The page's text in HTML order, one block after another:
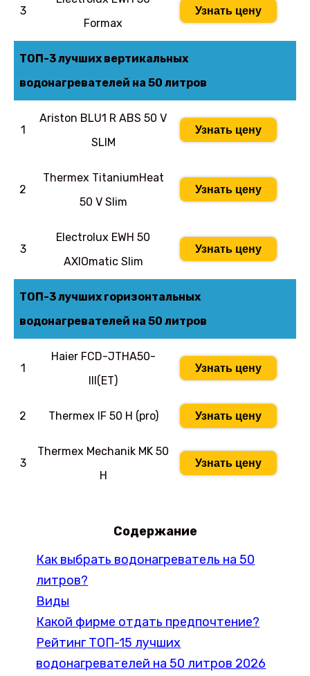
3
Formax
Узнать цену
ТОП-3 лучших вертикальных
водонагревателей на 50 литров
1
Ariston BLU1 R ABS 50 V
SLIM
Узнать цену
2
Thermex TitaniumHeat
50 V Slim
Узнать цену
3
Electrolux EWH 50
AXIOmatic Slim
Узнать цену
ТОП-3 лучших горизонтальных
водонагревателей на 50 литров
1
Haier FCD-JTHA50-
III(ET)
Узнать цену
2 Thermex IF 50 H (pro) Узнать цену
3
Thermex Mechanik MK 50
H
Узнать цену
Содержание
Как выбрать водонагреватель на 50
литров?
Виды
Какой фирме отдать предпочтение?
Рейтинг ТОП-15 лучших
водонагревателей на 50 литров 2026